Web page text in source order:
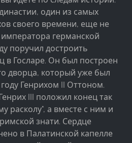
один из самых
своего времени, еще не
германской
поручил достроить
в Госларе. Он был построен
дворца, который уже был
Генрихом II Оттоном.
III положил конец так
расколу", а вместе с ним и
знати. Сердце
в Палатинской капелле
и маркетинг